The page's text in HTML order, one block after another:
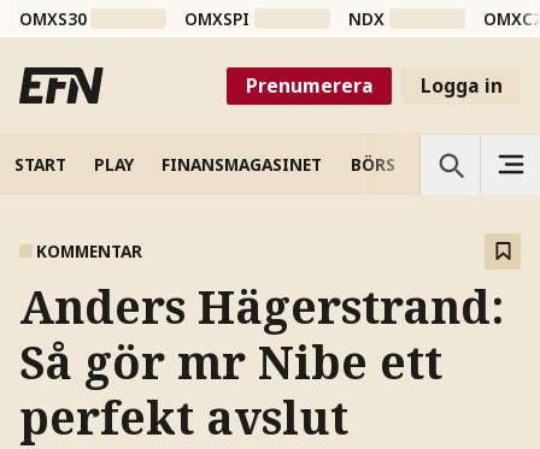
OMXS30 OMXSPI NDX
Prenumerera Logga in
START PLAY FINANSMAGASINET BÖRS VETENSKAP
KOMMENTAR
Anders Hägerstrand:
Så gör mr Nibe ett
perfekt avslut